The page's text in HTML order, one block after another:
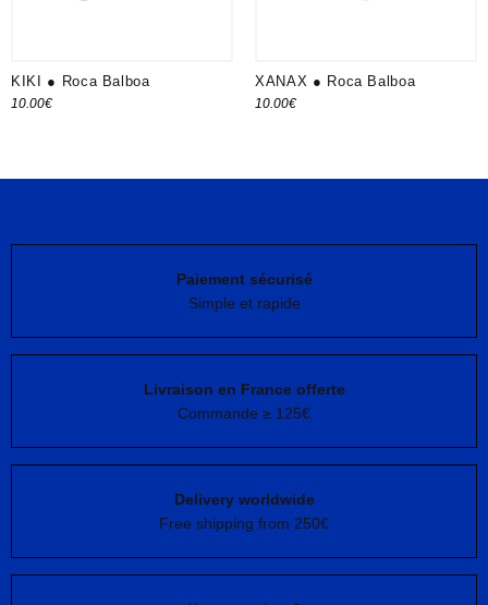
KIKI ● Roca Balboa
10.00€
XANAX ● Roca Balboa
10.00€
Paiement sécurisé
Simple et rapide
Livraison en France offerte
Commande ≥ 125€
Delivery worldwide
Free shipping from 250€